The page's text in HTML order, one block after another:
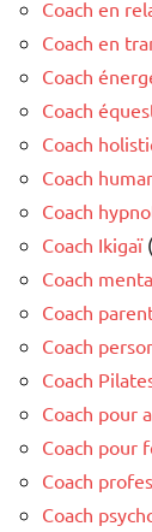
Coach en
Coach en
Coach
Coach
Coach
Coach
Coach
Coach Ikigaï
Coach
Coach
Coach
Coach
Coach pour
Coach pour
Coach
Coach